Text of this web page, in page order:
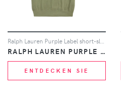
Ralph Lauren Purple Label short-sleeve polo shirt - Grün
RALPH LAUREN PURPLE LABEL
ENTDECKEN SIE